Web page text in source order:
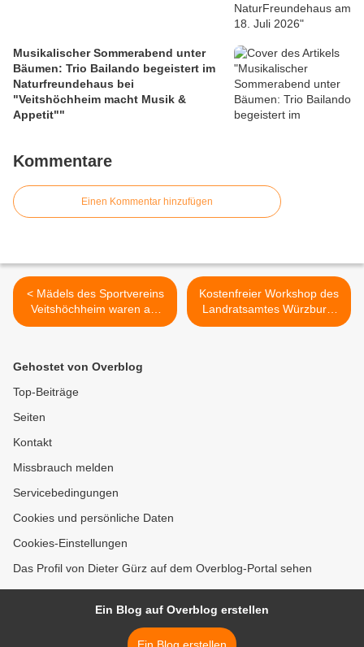
Musikalischer Sommerabend unter
Bäumen: Trio Bailando begeistert im
Naturfreundehaus bei
"Veitshöchheim macht Musik &
Appetit""
Kommentare
Einen Kommentar hinzufügen
< Mädels des Sportvereins
Veitshöchheim waren auf
Augenhöhe mit den besten
U15-Juniorinnen, auch
wenn es nur zum 6. Platz
Kostenfreier Workshop des
Landratsamtes Würzburg:
„Schwierige Situationen im
Gehostet von Overblog
Top-Beiträge
Seiten
Kontakt
Missbrauch melden
Servicebedingungen
Cookies und persönliche Daten
Cookies-Einstellungen
Das Profil von Dieter Gürz auf dem Overblog-Portal sehen
Ein Blog auf Overblog erstellen